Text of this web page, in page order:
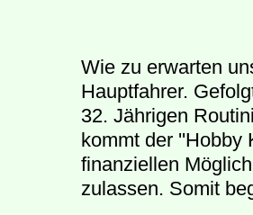
Wie zu erwarten
Hauptfahrer.
32. Jährigen
kommt der ''Hobby
finanziellen
zulassen. Somit